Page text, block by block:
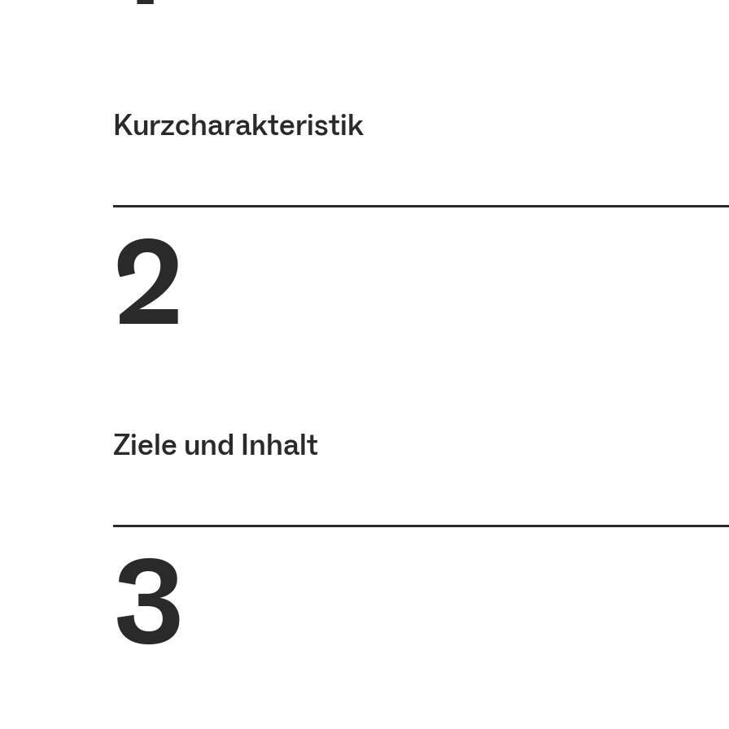
Kurzcharakteristik
Der Master of Education dient dem Fortsetzen eines mindestens dreijährigen
Bachelorstudiums mit dem Ziel nach dem Studienabschluss den 18-monatigen
(Referendariat) für das Lehramt an Gymnasien zu absolvieren.
Allgemeine Informationen zum Aufbau und Struktur des gymnasialen
2
Ziele und Inhalt
Im Master of Education wird das Studium der beiden wissenschaftlichen Fächer
in beiden Fächern fachdidaktisch erweitert. Darüber hinaus findet im 3. bzw. 2.
das Schulpraktikum statt. Zusätzlich sind weitere bildungswissenschaftliche
3